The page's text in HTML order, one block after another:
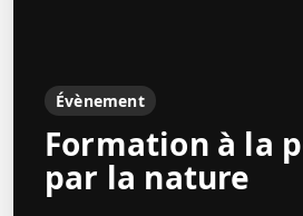
Évènement
Formation à la
par la nature